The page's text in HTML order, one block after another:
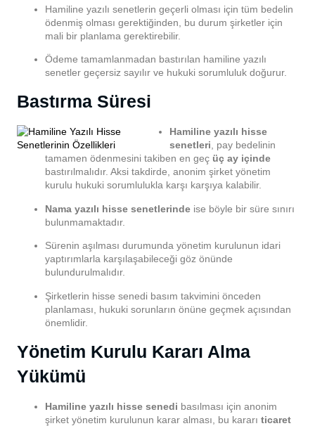
Hamiline yazılı senetlerin geçerli olması için tüm bedelin
ödenmiş olması gerektiğinden, bu durum şirketler için
mali bir planlama gerektirebilir.
Ödeme tamamlanmadan bastırılan hamiline yazılı
senetler geçersiz sayılır ve hukuki sorumluluk doğurur.
Bastırma Süresi
Hamiline yazılı hisse
senetleri, pay bedelinin
tamamen ödenmesini takiben en geç üç ay içinde
bastırılmalıdır. Aksi takdirde, anonim şirket yönetim
kurulu hukuki sorumlulukla karşı karşıya kalabilir.
Nama yazılı hisse senetlerinde ise böyle bir süre sınırı
bulunmamaktadır.
Sürenin aşılması durumunda yönetim kurulunun idari
yaptırımlarla karşılaşabileceği göz önünde
bulundurulmalıdır.
Şirketlerin hisse senedi basım takvimini önceden
planlaması, hukuki sorunların önüne geçmek açısından
önemlidir.
Yönetim Kurulu Kararı Alma
Yükümü
Hamiline yazılı hisse senedi basılması için anonim
şirket yönetim kurulunun karar alması, bu kararı ticaret